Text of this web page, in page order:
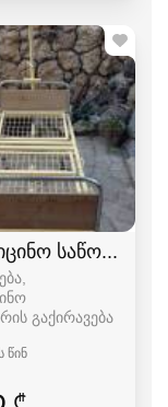
საწოლი
გაქირავება
წინ